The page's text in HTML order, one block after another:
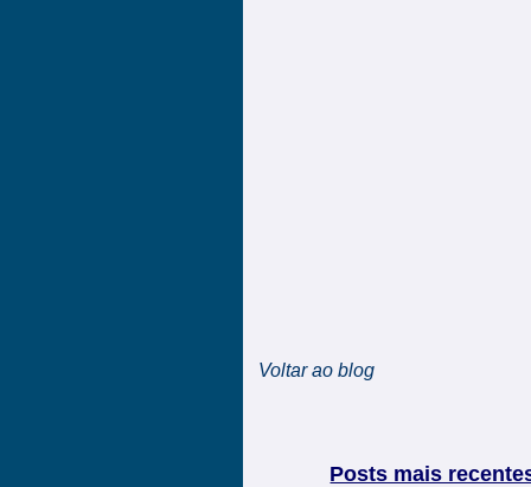
Voltar ao blog
Posts mais